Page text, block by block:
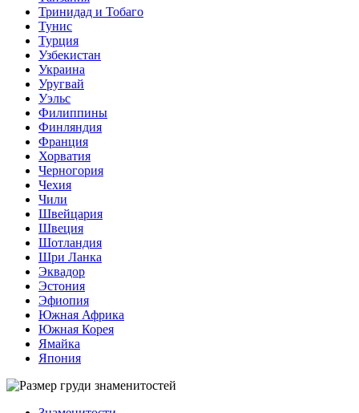
Тринидад и Тобаго
Тунис
Турция
Узбекистан
Украина
Уругвай
Уэльс
Филиппины
Финляндия
Франция
Хорватия
Черногория
Чехия
Чили
Швейцария
Швеция
Шотландия
Шри Ланка
Эквадор
Эстония
Эфиопия
Южная Африка
Южная Корея
Ямайка
Япония